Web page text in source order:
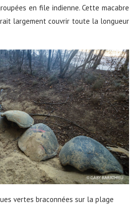
en file indienne. Cette macabre
largement couvrir toute la longueur
vertes braconnées sur la plage